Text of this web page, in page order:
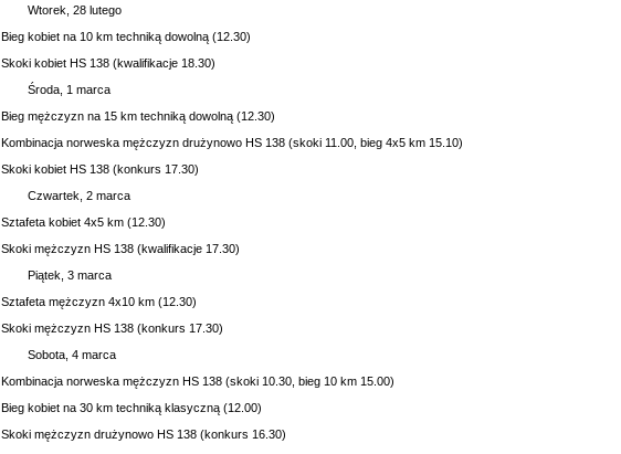
Wtorek, 28 lutego
Bieg kobiet na 10 km techniką dowolną (12.30)
Skoki kobiet HS 138 (kwalifikacje 18.30)
Środa, 1 marca
Bieg mężczyzn na 15 km techniką dowolną (12.30)
Kombinacja norweska mężczyzn drużynowo HS 138 (skoki 11.00, bieg 4x5 km 15.10)
Skoki kobiet HS 138 (konkurs 17.30)
Czwartek, 2 marca
Sztafeta kobiet 4x5 km (12.30)
Skoki mężczyzn HS 138 (kwalifikacje 17.30)
Piątek, 3 marca
Sztafeta mężczyzn 4x10 km (12.30)
Skoki mężczyzn HS 138 (konkurs 17.30)
Sobota, 4 marca
Kombinacja norweska mężczyzn HS 138 (skoki 10.30, bieg 10 km 15.00)
Bieg kobiet na 30 km techniką klasyczną (12.00)
Skoki mężczyzn drużynowo HS 138 (konkurs 16.30)